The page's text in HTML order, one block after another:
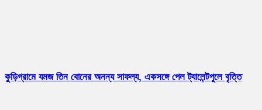
কুড়িগ্রামে যমজ তিন বোনের অনন্য সাফল্য, একসঙ্গে পেল ট্যালেন্টপুলে বৃত্তি